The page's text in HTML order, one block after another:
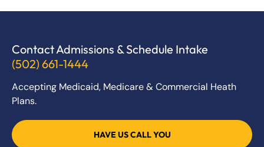
Contact Admissions & Schedule Intake
(502) 661-1444
Accepting Medicaid, Medicare & Commercial Heath
Plans.
HAVE US CALL YOU